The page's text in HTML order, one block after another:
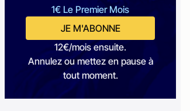
1€ Le Premier Mois
JE M'ABONNE
12€/mois ensuite.
Annulez ou mettez en pause à
tout moment.